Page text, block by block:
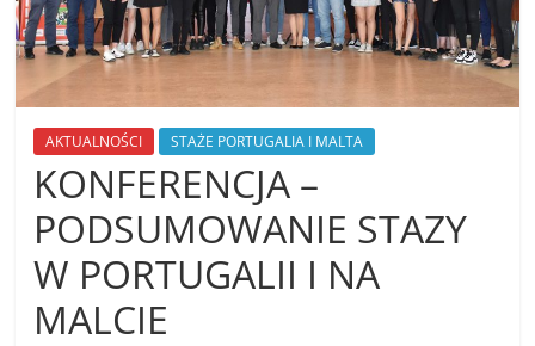
AKTUALNOŚCI STAŻE PORTUGALIA I MALTA
KONFERENCJA –
PODSUMOWANIE STAZY
W PORTUGALII I NA
MALCIE